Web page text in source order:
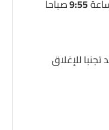
9:55صباحا
للإغلاق